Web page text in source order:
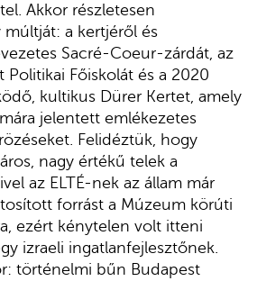
Akkor részletesen
múltját: a kertjéről és
Sacré-Coeur-zárdát, az
Főiskolát és a 2020
kultikus Dürer Kertet, amely
jelentett emlékezetes
Felidéztük, hogy
nagy értékű telek a
az ELTÉ-nek az állam már
forrást a Múzeum körúti
ezért kénytelen volt itteni
izraeli ingatlanfejlesztőnek.
történelmi bűn Budapest